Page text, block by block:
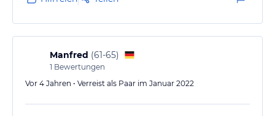
Manfred (61-65)
1 Bewertungen
Vor 4 Jahren • Verreist als Paar im Januar 2022